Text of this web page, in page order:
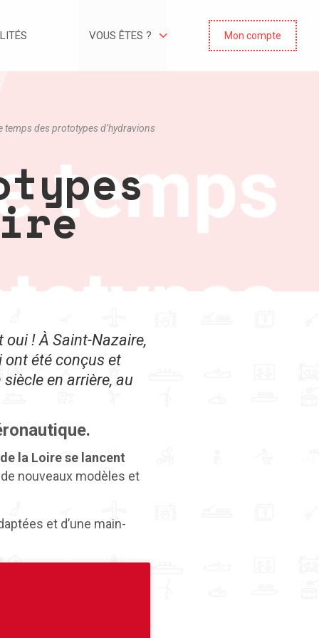
VOUS ÊTES ? Mon compte
temps des prototypes d’hydravions
oui ! À Saint-Nazaire,
ont été conçus et
en arrière, au
la Loire se lancent
nouveaux modèles et
et d’une main-